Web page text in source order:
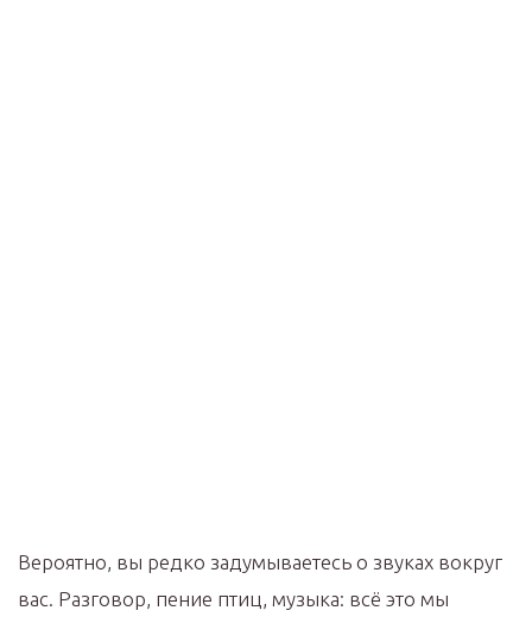
Вероятно, вы редко задумываетесь о звуках вокруг
вас. Разговор, пение птиц, музыка: всё это мы